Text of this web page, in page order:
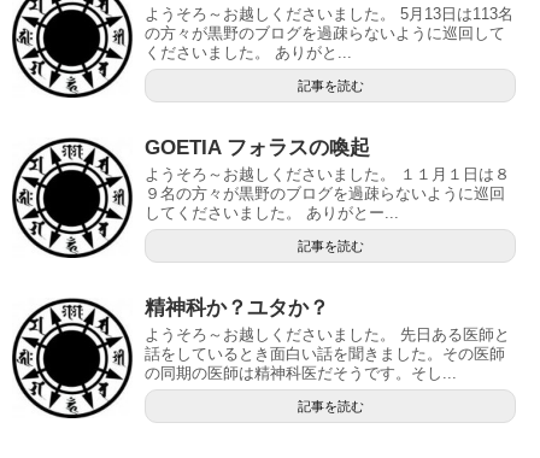
ようそろ～お越しくださいました。 5月13日は113名
の方々が黒野のブログを過疎らないように巡回して
くださいました。 ありがと...
記事を読む
GOETIA フォラスの喚起
ようそろ～お越しくださいました。 １１月１日は８
９名の方々が黒野のブログを過疎らないように巡回
してくださいました。 ありがとー...
記事を読む
精神科か？ユタか？
ようそろ～お越しくださいました。 先日ある医師と
話をしているとき面白い話を聞きました。その医師
の同期の医師は精神科医だそうです。そし...
記事を読む